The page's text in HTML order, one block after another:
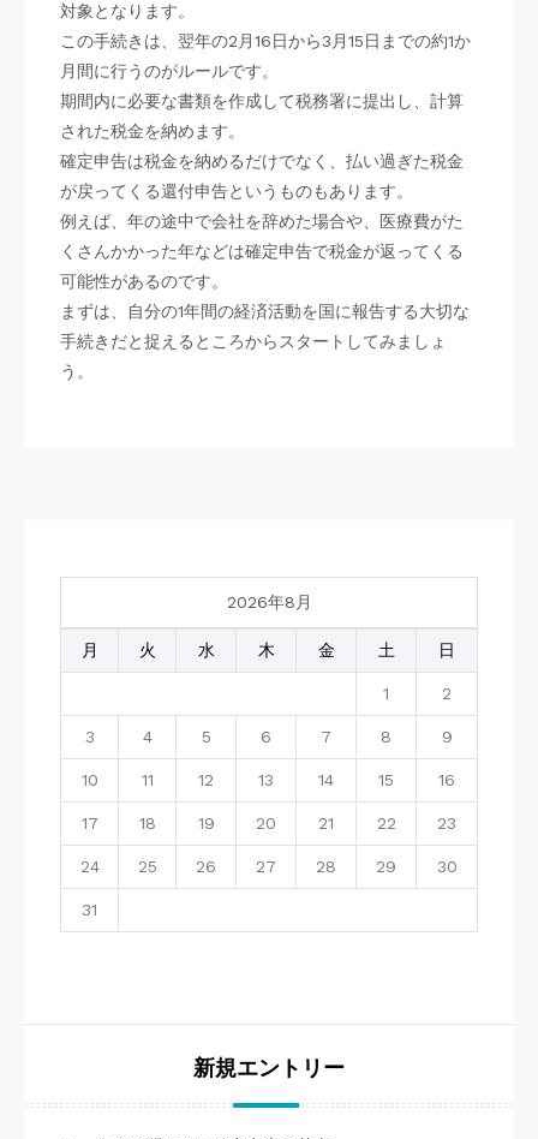
対象となります。
この手続きは、翌年の2月16日から3月15日までの約1か
月間に行うのがルールです。
期間内に必要な書類を作成して税務署に提出し、計算
された税金を納めます。
確定申告は税金を納めるだけでなく、払い過ぎた税金
が戻ってくる還付申告というものもあります。
例えば、年の途中で会社を辞めた場合や、医療費がた
くさんかかった年などは確定申告で税金が返ってくる
可能性があるのです。
まずは、自分の1年間の経済活動を国に報告する大切な
手続きだと捉えるところからスタートしてみましょ
う。
2026年8月
月 火 水 木 金 土 日
1 2
3 4 5 6 7 8 9
10 11 12 13 14 15 16
17 18 19 20 21 22 23
24 25 26 27 28 29 30
31
新規エントリー